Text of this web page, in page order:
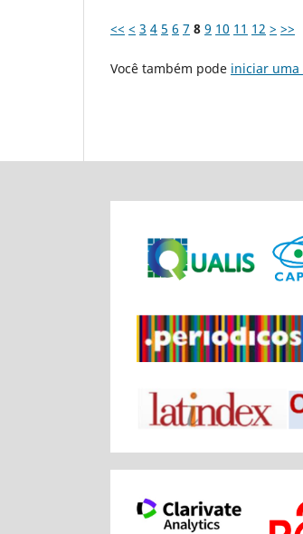
<< < 3 4 5 6 7 8 9 10 11 12 > >>
Você também pode iniciar uma